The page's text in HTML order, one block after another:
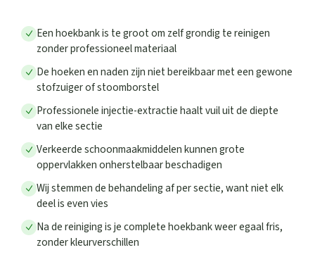
Een hoekbank is te groot om zelf grondig te reinigen
zonder professioneel materiaal
De hoeken en naden zijn niet bereikbaar met een gewone
stofzuiger of stoomborstel
Professionele injectie-extractie haalt vuil uit de diepte
van elke sectie
Verkeerde schoonmaakmiddelen kunnen grote
oppervlakken onherstelbaar beschadigen
Wij stemmen de behandeling af per sectie, want niet elk
deel is even vies
Na de reiniging is je complete hoekbank weer egaal fris,
zonder kleurverschillen